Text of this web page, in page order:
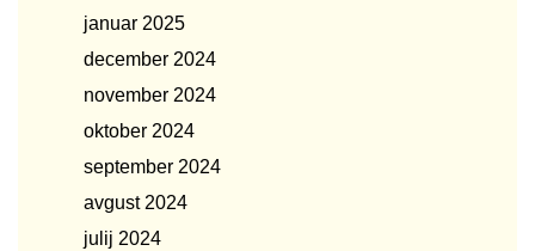
januar 2025
december 2024
november 2024
oktober 2024
september 2024
avgust 2024
julij 2024